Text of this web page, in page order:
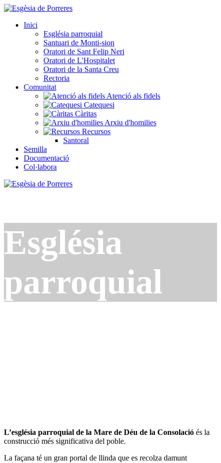
Inici
Església parroquial
Santuari de Monti-sion
Oratori de Sant Felip Neri
Oratori de L'Hospitalet
Oratori de la Santa Creu
Rectoria
Comunitat
Atenció als fidels
Catequesi
Càritas
Arxiu d'homilies
Recursos
Santoral
Semilla
Documentació
Col·labora
Església
parroquial
L’església parroquial de la Mare de Déu de la Consolació és la
construcció més significativa del poble.
La façana té un gran portal de llinda que es recolza damunt